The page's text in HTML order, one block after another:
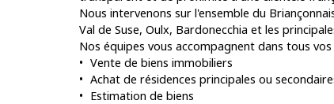
Nous intervenons sur l'ensemble du
Val de Suse, Oulx, Bardonecchia et les
Nos équipes vous accompagnent dans tous
Vente de biens immobiliers
Achat de résidences principales ou
Estimation de biens